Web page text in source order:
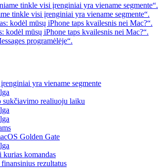
tinkle visi įrenginiai yra viename segmente“.
tinkle visi įrenginiai yra viename segmente“.
kodėl mūsų iPhone taps kvailesnis nei Mac?“.
mūsų iPhone taps kvailesnis nei Mac?“.
programėlėje“.
yra viename segmente
sukčiavimo realiuoju laiku
Golden Gate
komandas
rezultatus